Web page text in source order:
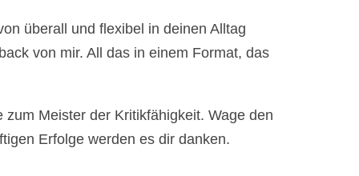
überall und flexibel in deinen Alltag
von mir. All das in einem Format, das
Meister der Kritikfähigkeit. Wage den
Erfolge werden es dir danken.